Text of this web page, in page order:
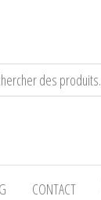
CONTACT